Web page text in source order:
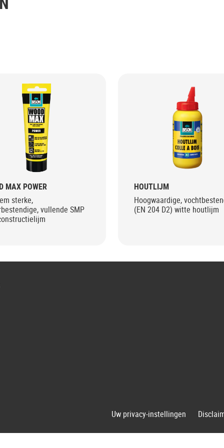
MAX POWER
sterke,
vullende SMP
HOUTLIJM
Hoogwaardige,
(EN 204 D2) witte houtlijm
Uw privacy-instellingen